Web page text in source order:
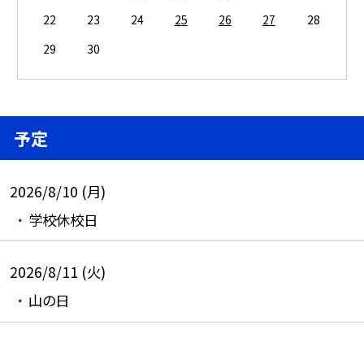
22
23 24 25 26 27
28
29
30
予定
2026/8/10 (月)
学校休校日
2026/8/11 (火)
山の日